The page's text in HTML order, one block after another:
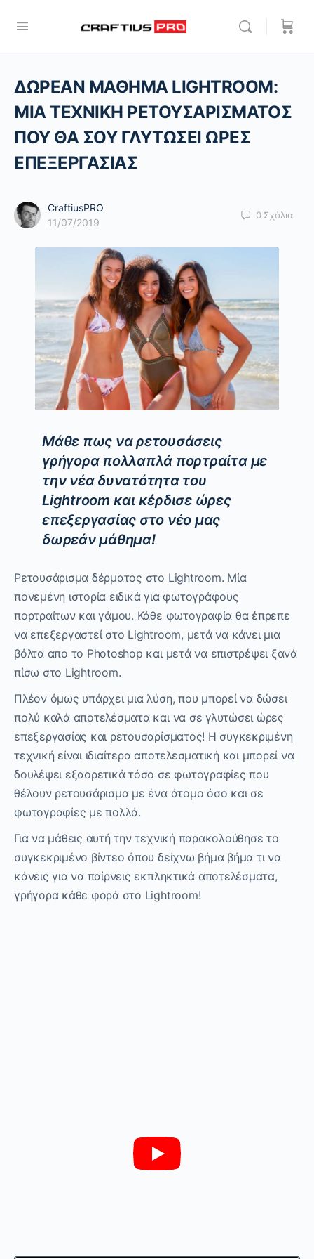
ΔΩΡΕΑΝ ΜΑΘΗΜΑ LIGHTROOM:
ΜΙΑ ΤΕΧΝΙΚΗ ΡΕΤΟΥΣΑΡΙΣΜΑΤΟΣ
ΠΟΥ ΘΑ ΣΟΥ ΓΛΥΤΩΣΕΙ ΩΡΕΣ
ΕΠΕΞΕΡΓΑΣΙΑΣ
CraftiusPRO
11/07/2019
0 Σχόλια
Μάθε πως να ρετουσάσεις
γρήγορα πολλαπλά πορτραίτα με
την νέα δυνατότητα του
Lightroom και κέρδισε ώρες
επεξεργασίας στο νέο μας
δωρεάν μάθημα!
Ρετουσάρισμα δέρματος στο Lightroom. Μία
πονεμένη ιστορία ειδικά για φωτογράφους
πορτραίτων και γάμου. Κάθε φωτογραφία θα έπρεπε
να επεξεργαστεί στο Lightroom, μετά να κάνει μια
βόλτα απο το Photoshop και μετά να επιστρέψει ξανά
πίσω στο Lightroom.
Πλέον όμως υπάρχει μια λύση, που μπορεί να δώσει
πολύ καλά αποτελέσματα και να σε γλυτώσει ώρες
επεξεργασίας και ρετουσαρίσματος! Η συγκεκριμένη
τεχνική είναι ιδιαίτερα αποτελεσματική και μπορεί να
δουλέψει εξαορετικά τόσο σε φωτογραφίες που
θέλουν ρετουσάρισμα με ένα άτομο όσο και σε
φωτογραφίες με πολλά.
Για να μάθεις αυτή την τεχνική παρακολούθησε το
συγκεκριμένο βίντεο όπου δείχνω βήμα βήμα τι να
κάνεις για να παίρνεις εκπληκτικά αποτελέσματα,
γρήγορα κάθε φορά στο Lightroom!